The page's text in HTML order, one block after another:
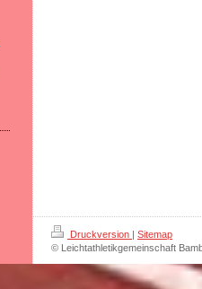
Druckversion | Sitemap
© Leichtathletikgemeinschaft